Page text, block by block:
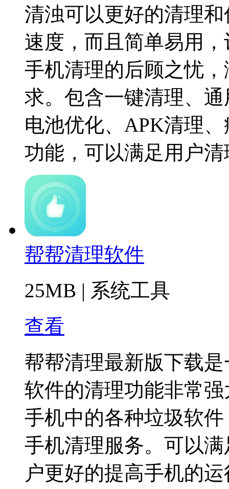
清浊可以更好的清理
速度，而且简单易用
手机清理的后顾之忧
求。包含一键清理、
电池优化、APK清理
功能，可以满足用户
帮帮清理软件
25MB | 系统工具
查看
帮帮清理最新版下载
软件的清理功能非常
手机中的各种垃圾软
手机清理服务。可以
户更好的提高手机的